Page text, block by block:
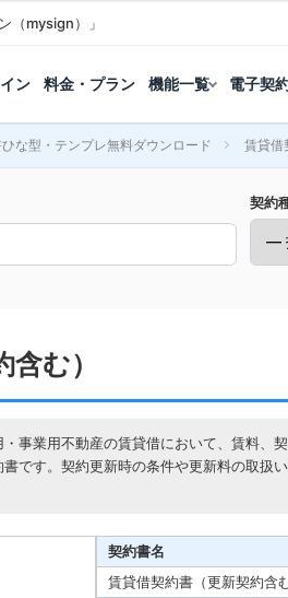
（mysign）」
ン 料金・プラン 機能一覧 電子契
な型・テンプレ無料ダウンロード 賃貸借
契約
む）
事業用不動産の賃貸借において、賃料、
です。契約更新時の条件や更新料の取扱
契約書名
賃貸借契約書（更新契約含む